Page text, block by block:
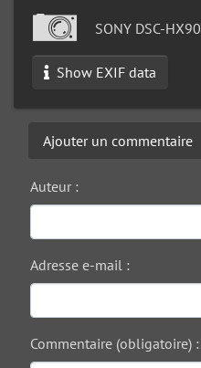
SONY DSC-HX90
Show EXIF data
Ajouter un commentaire
Auteur :
Adresse e-mail :
Commentaire (obligatoire) :